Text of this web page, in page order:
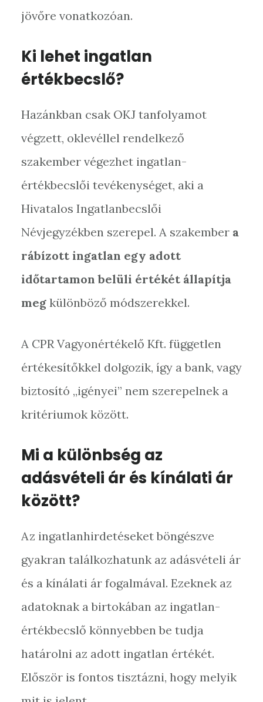
jövőre vonatkozóan.
Ki lehet ingatlan
értékbecslő?
Hazánkban csak OKJ tanfolyamot
végzett, oklevéllel rendelkező
szakember végezhet ingatlan-
értékbecslői tevékenységet, aki a
Hivatalos Ingatlanbecslői
Névjegyzékben szerepel. A szakember a
rábízott ingatlan egy adott
időtartamon belüli értékét állapítja
meg különböző módszerekkel.
A CPR Vagyonértékelő Kft. független
értékesítőkkel dolgozik, így a bank, vagy
biztosító „igényei” nem szerepelnek a
kritériumok között.
Mi a különbség az
adásvételi ár és kínálati ár
között?
Az ingatlanhirdetéseket böngészve
gyakran találkozhatunk az adásvételi ár
és a kínálati ár fogalmával. Ezeknek az
adatoknak a birtokában az ingatlan-
értékbecslő könnyebben be tudja
határolni az adott ingatlan értékét.
Először is fontos tisztázni, hogy melyik